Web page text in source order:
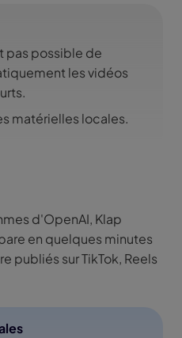
pas possible de
les vidéos
matérielles locales.
d'OpenAI, Klap
en quelques minutes
publiés sur TikTok, Reels